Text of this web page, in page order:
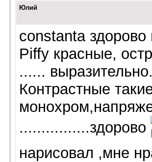
Юлий
constanta здорово
Piffy красные,
...... выразительно.
Контрастные
................здорово
нарисовал ,мне